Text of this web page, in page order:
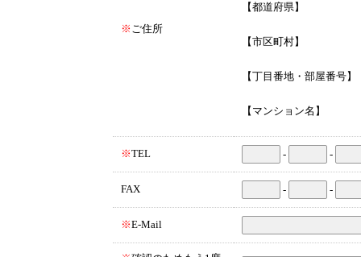
※ ご住所
【都道府県】
【市区町村】
【丁目番地・部屋番号】
【マンション名】
※TEL - -
FAX - -
※E-Mail